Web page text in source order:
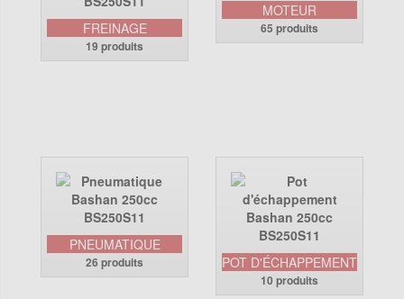
FREINAGE
19 produits
MOTEUR
65 produits
PNEUMATIQUE
26 produits POT D'ÉCHAPPEMENT
10 produits